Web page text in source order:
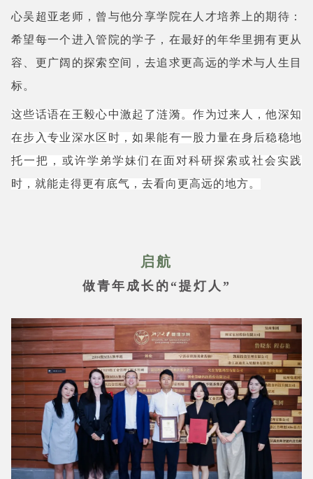
心吴超亚老师，曾与他分享学院在人才培养上的期待：
希望每一个进入管院的学子，在最好的年华里拥有更从
容、更广阔的探索空间，去追求更高远的学术与人生目
标。
这些话语在王毅心中激起了涟漪。作为过来人，他深知
在步入专业深水区时，如果能有一股力量在身后稳稳地
托一把，或许学弟学妹们在面对科研探索或社会实践
时，就能走得更有底气，去看向更高远的地方。
启航
做青年成长的“提灯人”